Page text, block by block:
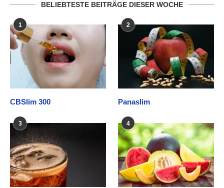
BELIEBTESTE BEITRÄGE DIESER WOCHE
1
CBSlim 300
2
Panaslim
3 4